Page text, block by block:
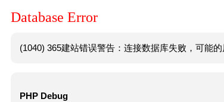
Database Error
(1040) 365建站错误警告：连接数据库失败，可能
PHP Debug